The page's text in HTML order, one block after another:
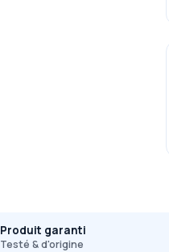
Produit garanti
Testé & d'origine